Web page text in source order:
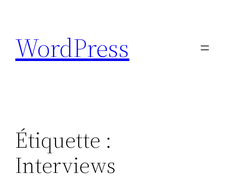
contenu
WordPress
Étiquette :
Interviews